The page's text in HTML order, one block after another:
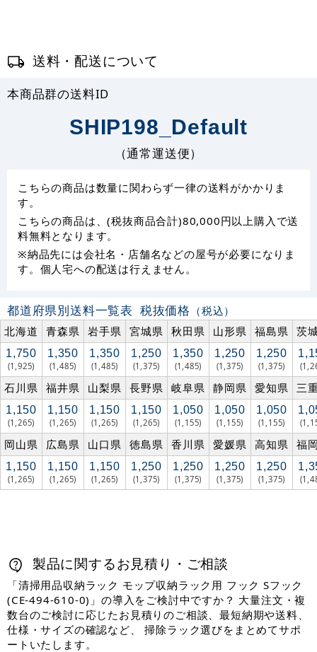
送料・配送について
本商品群の送料ID
SHIP198_Default
（通常運送便）
こちらの商品は数量に関わらず一律の送料がかかりま
す。
こちらの商品は、(税抜商品合計)80,000円以上購入で送
料無料となります。
※納品先には会社名・店舗名などの屋号が必要になりま
す。個人宅への配送は行えません。
都道府県別送料一覧表 税抜価格 （税込）
北海道
青森県 岩手県 宮城県 秋田県 山形県 福島県 茨
1,750
(1,925)
1,350
(1,485)
1,350
(1,485)
1,250
(1,375)
1,350
(1,485)
1,250
(1,375)
1,250
(1,375)
石川県 福井県 山梨県 長野県 岐阜県 静岡県 愛知県 三
1,150
(1,265)
1,150
(1,265)
1,150
(1,265)
1,150
(1,265)
1,050
(1,155)
1,050
(1,155)
1,050
(1,155)
岡山県 広島県 山口県 徳島県 香川県 愛媛県 高知県 福
1,150
(1,265)
1,150
(1,265)
1,150
(1,265)
1,250
(1,375)
1,250
(1,375)
1,250
(1,375)
1,250
(1,375)
製品に関するお見積り・ご相談
「清掃用品収納ラック モップ収納ラック用 フック Sフック
(CE-494-610-0)」の導入をご検討中ですか？ 大量注文・複
数台のご検討に応じたお見積りのご相談、最短納期や送料、
仕様・サイズの確認など、 掃除ラック選びをまとめてサポ
ートいたします。